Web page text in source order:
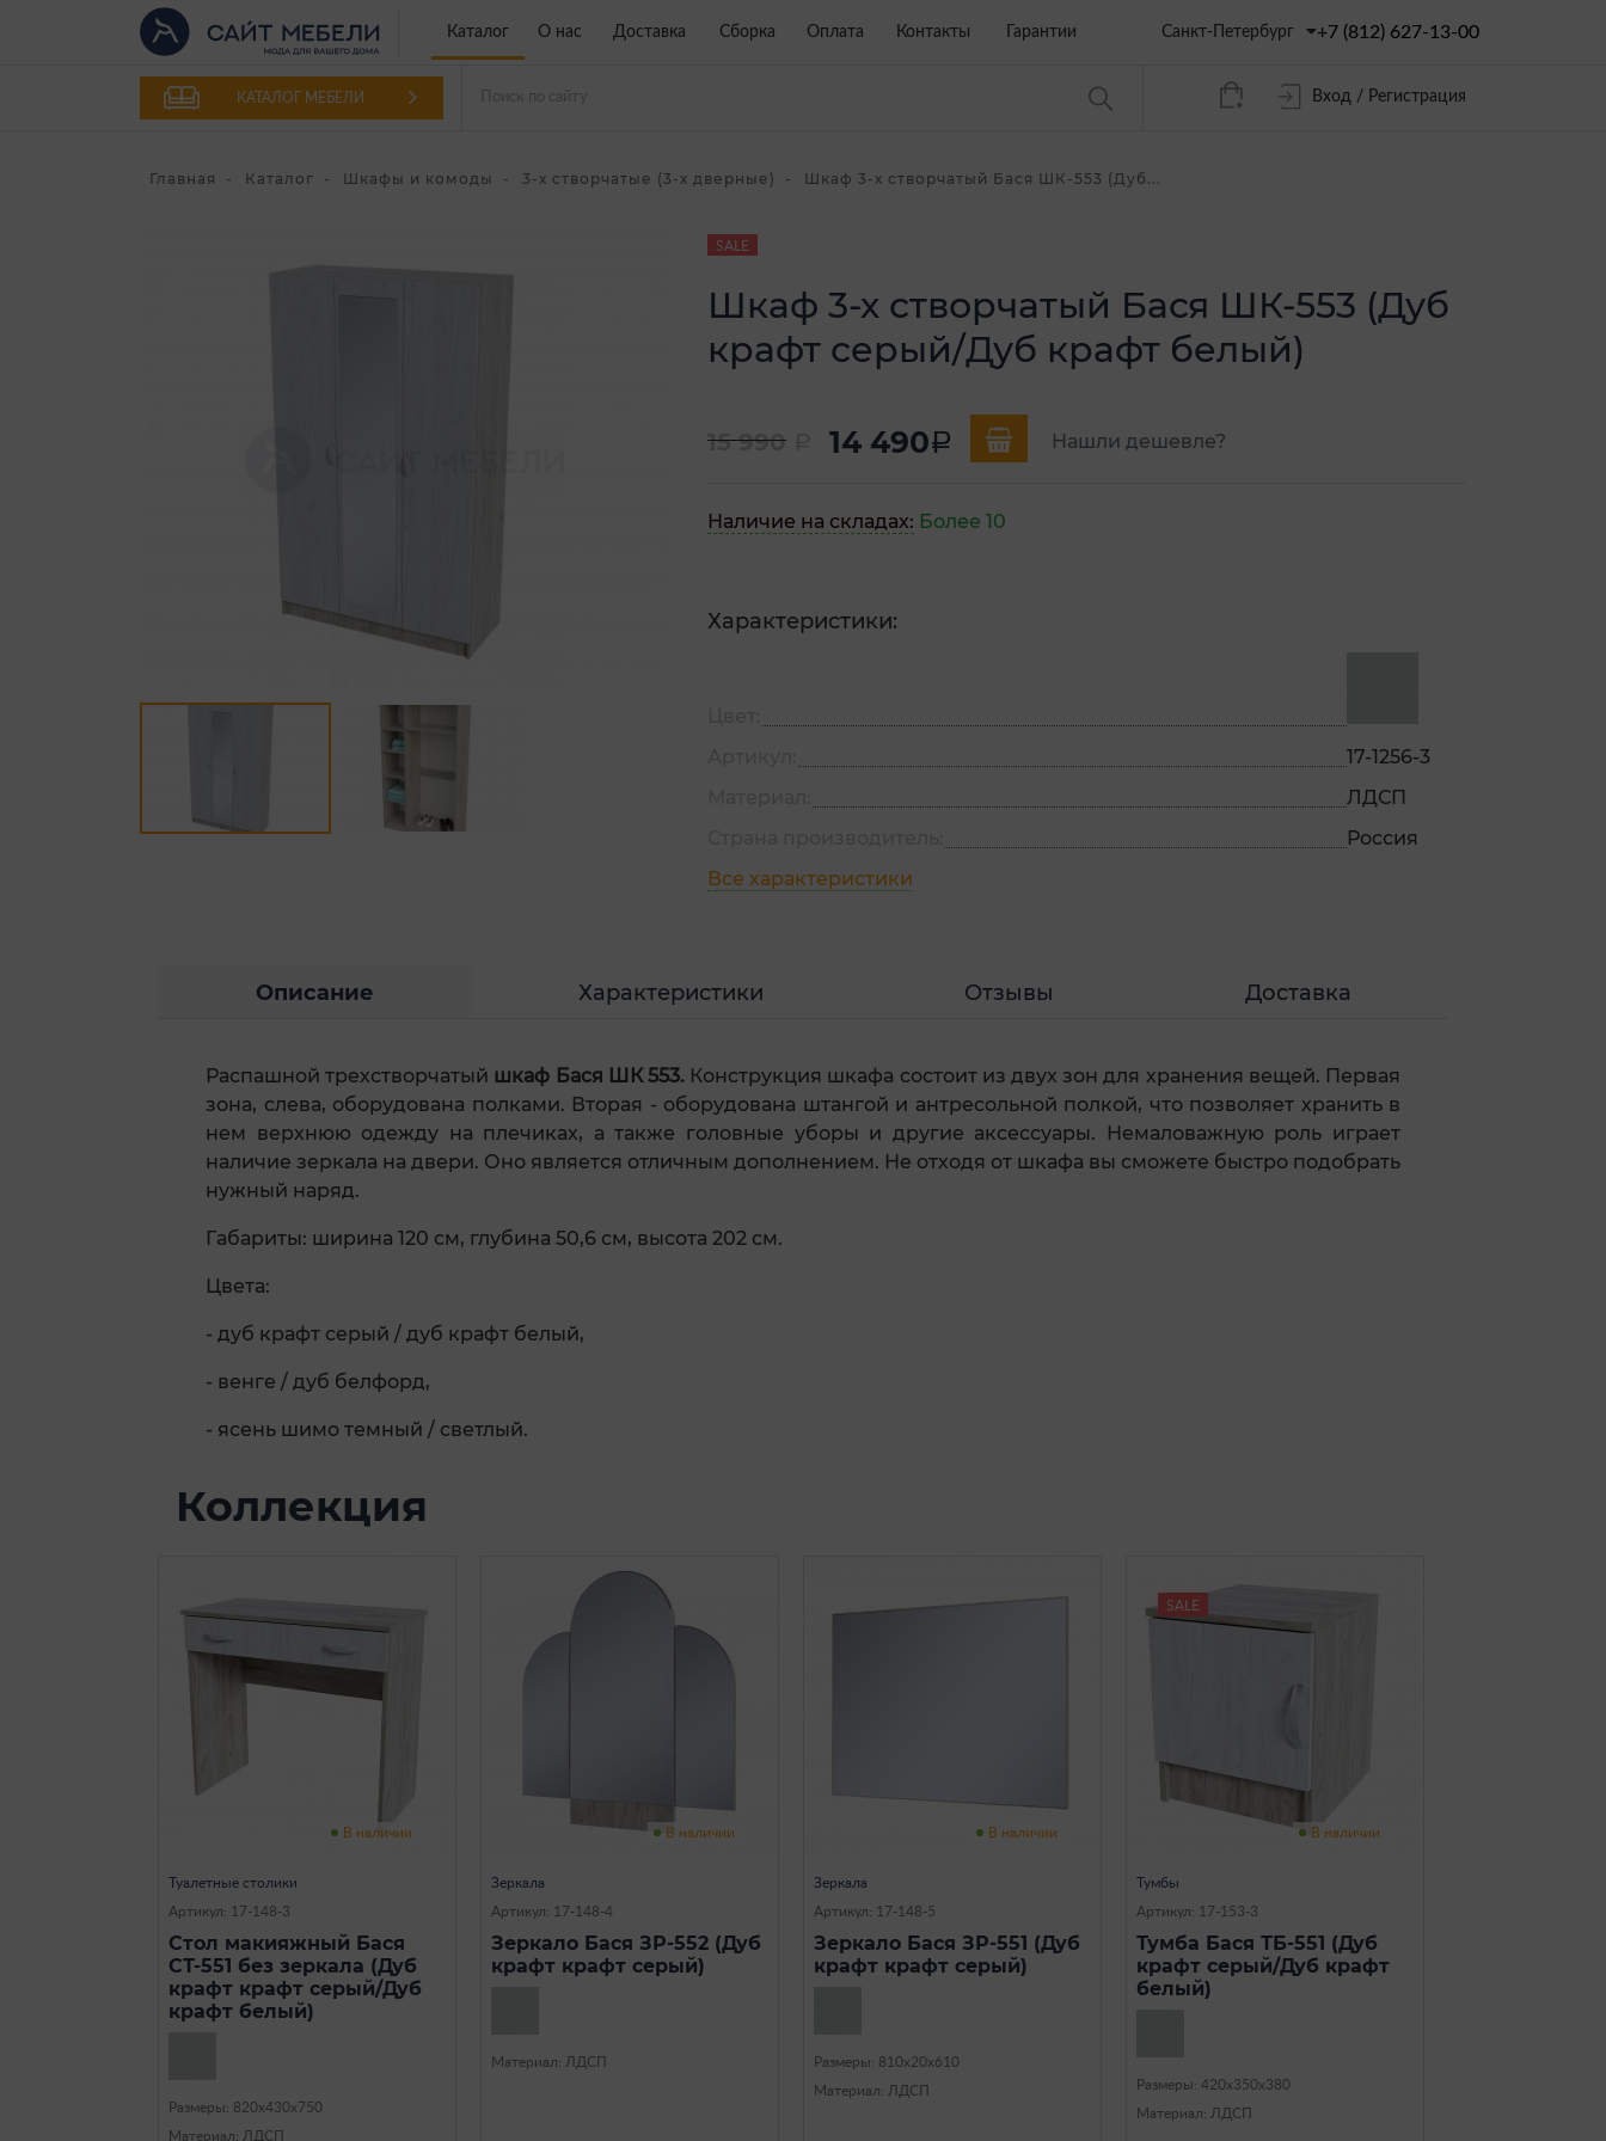
Каталог О нас Доставка Сборка Оплата Контакты Гарантии Санкт-Петербург +7 (812) 627-13-00
КАТАЛОГ МЕБЕЛИ Вход / Регистрация
Главная Каталог Шкафы и комоды 3-х створчатые (3-х дверные) Шкаф 3-х створчатый Бася ШК-553 (Дуб...
SALE
Шкаф 3-х створчатый Бася ШК-553 (Дуб
крафт серый/Дуб крафт белый)
15 990 14 490a Нашли дешевле?
Наличие на складах: Более 10
Характеристики:
17-1256-3
ЛДСП
Россия
Все характеристики
Описание Характеристики Отзывы Доставка
Распашной трехстворчатый шкаф Бася ШК 553. Конструкция шкафа состоит из двух зон для хранения вещей. Первая
зона, слева, оборудована полками. Вторая - оборудована штангой и антресольной полкой, что позволяет хранить в
нем верхнюю одежду на плечиках, а также головные уборы и другие аксессуары. Немаловажную роль играет
наличие зеркала на двери. Оно является отличным дополнением. Не отходя от шкафа вы сможете быстро подобрать
нужный наряд.
Габариты: ширина 120 см, глубина 50,6 см, высота 202 см.
Цвета:
- дуб крафт серый / дуб крафт белый,
- венге / дуб белфорд,
- ясень шимо темный / светлый.
Коллекция
В наличии
Туалетные столики
Артикул: 17-148-3
Стол макияжный Бася
СТ-551 без зеркала (Дуб
крафт крафт серый/Дуб
крафт белый)
Размеры: 820х430х750
Материал: ЛДСП
В наличии
Зеркала
Артикул: 17-148-4
Зеркало Бася ЗР-552 (Дуб
крафт крафт серый)
Материал: ЛДСП
В наличии
Зеркала
Артикул: 17-148-5
Зеркало Бася ЗР-551 (Дуб
крафт крафт серый)
Размеры: 810х20х610
Материал: ЛДСП
SALE
В наличии
Тумбы
Артикул: 17-153-3
Тумба Бася ТБ-551 (Дуб
крафт серый/Дуб крафт
белый)
Размеры: 420х350х380
Материал: ЛДСП